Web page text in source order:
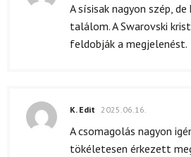
A sísisak nagyon szép,
találom. A Swarovski
feldobják a megjelenést.
K. Edit 2025.06.16.
A csomagolás nagyon
tökéletesen érkezett